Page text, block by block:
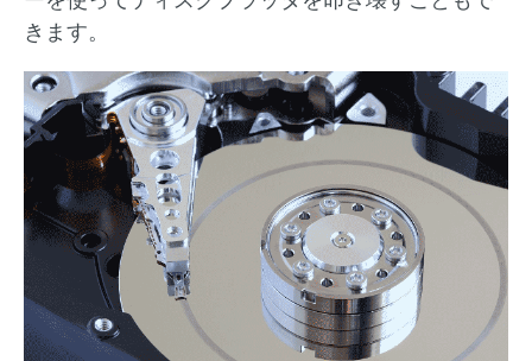
きます。